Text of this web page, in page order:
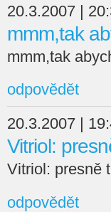
20.3.2007 |
mmm,tak
mmm,tak
odpovědět
20.3.2007 |
Vitriol:
Vitriol: presně
odpovědět